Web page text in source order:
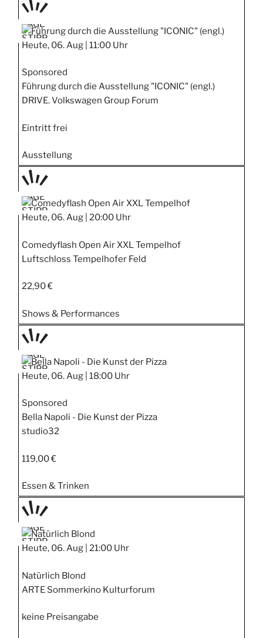
TAGE
STIPP
Heute, 06. Aug | 11:00 Uhr
Sponsored
Führung durch die Ausstellung "ICONIC" (engl.)
DRIVE. Volkswagen Group Forum
Eintritt frei
Ausstellung
TAGE
STIPP
Heute, 06. Aug | 20:00 Uhr
Comedyflash Open Air XXL Tempelhof
Luftschloss Tempelhofer Feld
22,90 €
Shows & Performances
TAGE
STIPP
Heute, 06. Aug | 18:00 Uhr
Sponsored
Bella Napoli - Die Kunst der Pizza
studio32
119,00 €
Essen & Trinken
TAGE
STIPP
Heute, 06. Aug | 21:00 Uhr
Natürlich Blond
ARTE Sommerkino Kulturforum
keine Preisangabe